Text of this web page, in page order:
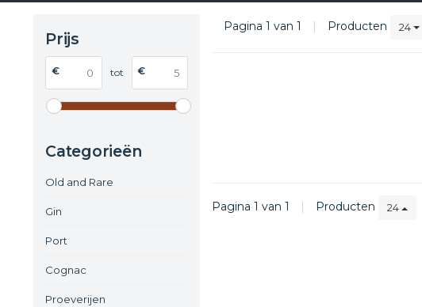
Prijs
€ tot €
Categorieën
Old and Rare
Gin
Port
Cognac
Proeverijen
Pagina 1 van 1 | Producten 24
Pagina 1 van 1 | Producten 24